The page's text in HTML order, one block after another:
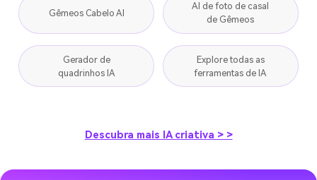
Gêmeos Cabelo AI
AI de foto de casal
de Gêmeos
Gerador de
quadrinhos IA
Explore todas as
ferramentas de IA
Descubra mais IA criativa > >